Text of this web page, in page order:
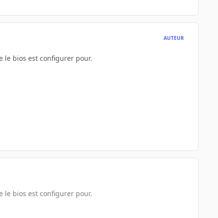
AUTEUR
le bios est configurer pour.
le bios est configurer pour.